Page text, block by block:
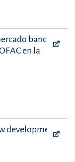
bancario
en la
developments